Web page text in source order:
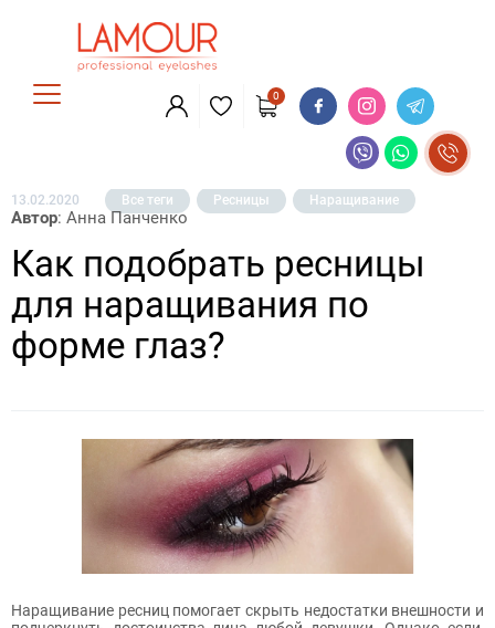
0
13.02.2020 Все теги Ресницы Наращивание
Автор: Анна Панченко
Как подобрать ресницы
для наращивания по
форме глаз?
Наращивание ресниц помогает скрыть недостатки внешности и